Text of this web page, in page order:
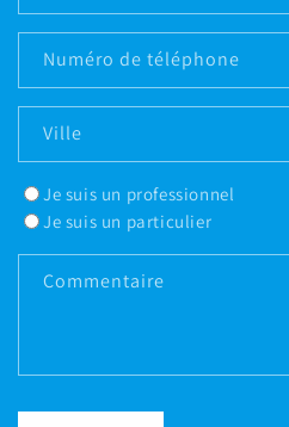
Numéro de téléphone
Ville
Je suis un professionnel
Je suis un particulier
Commentaire